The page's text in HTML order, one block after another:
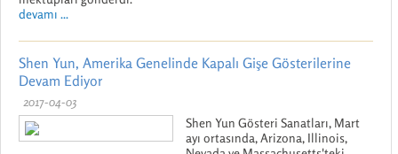
devamı ...
Shen Yun, Amerika Genelinde Kapalı Gişe Gösterilerine
Devam Ediyor
2017-04-03
Shen Yun Gösteri Sanatları, Mart
ayı ortasında, Arizona, Illinois,